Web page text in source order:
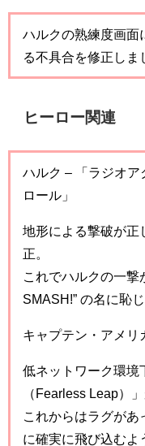
ハルクの熟練度画面
る不具合を修正しま
ヒーロー関連
ハルク – 「ラジオア
ロール」
地形による撃破が正
正。
これでハルクの一撃
SMASH!” の名に恥
キャプテン・アメリ
低ネットワーク環境
（Fearless Leap）
これからはラグがあ
に確実に飛び込むよ